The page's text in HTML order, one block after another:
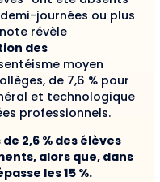
journées ou plus
révèle
des
moyen
de 7,6 % pour
et technologique
professionnels.
2,6 % des élèves
alors que, dans
les 15 %.